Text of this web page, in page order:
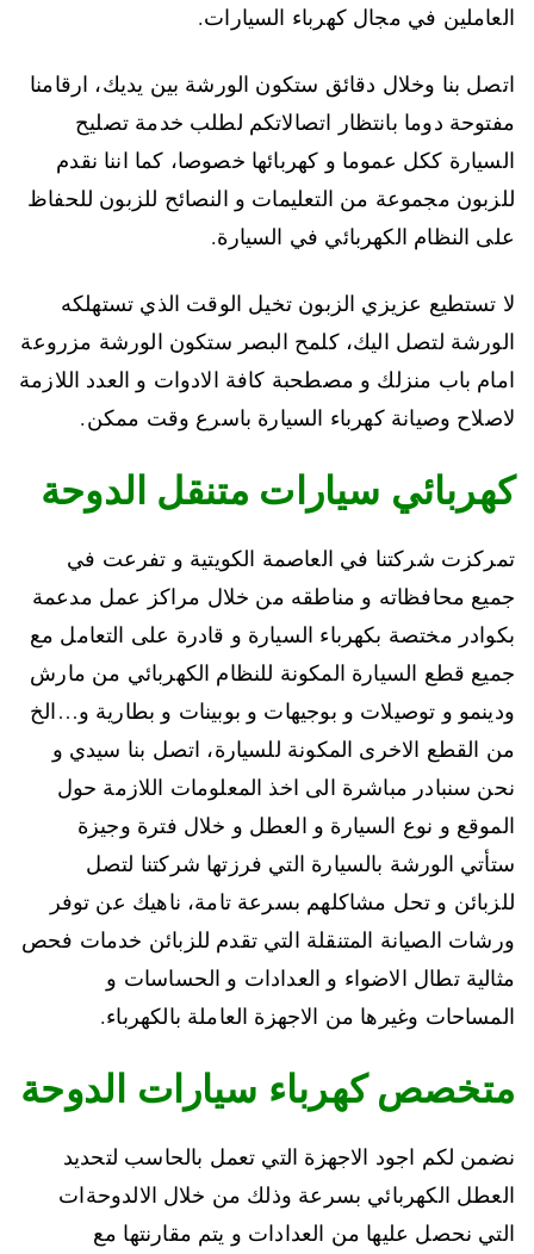
العاملين في مجال كهرباء السيارات.
اتصل بنا وخلال دقائق ستكون الورشة بين يديك، ارقامنا
مفتوحة دوما بانتظار اتصالاتكم لطلب خدمة تصليح
السيارة ككل عموما و كهربائها خصوصا، كما اننا نقدم
للزبون مجموعة من التعليمات و النصائح للزبون للحفاظ
على النظام الكهربائي في السيارة.
لا تستطيع عزيزي الزبون تخيل الوقت الذي تستهلكه
الورشة لتصل اليك، كلمح البصر ستكون الورشة مزروعة
امام باب منزلك و مصطحبة كافة الادوات و العدد اللازمة
لاصلاح وصيانة كهرباء السيارة باسرع وقت ممكن.
كهربائي سيارات متنقل الدوحة
تمركزت شركتنا في العاصمة الكويتية و تفرعت في
جميع محافظاته و مناطقه من خلال مراكز عمل مدعمة
بكوادر مختصة بكهرباء السيارة و قادرة على التعامل مع
جميع قطع السيارة المكونة للنظام الكهربائي من مارش
ودينمو و توصيلات و بوجيهات و بوبينات و بطارية و…الخ
من القطع الاخرى المكونة للسيارة، اتصل بنا سيدي و
نحن سنبادر مباشرة الى اخذ المعلومات اللازمة حول
الموقع و نوع السيارة و العطل و خلال فترة وجيزة
ستأتي الورشة بالسيارة التي فرزتها شركتنا لتصل
للزبائن و تحل مشاكلهم بسرعة تامة، ناهيك عن توفر
ورشات الصيانة المتنقلة التي تقدم للزبائن خدمات فحص
مثالية تطال الاضواء و العدادات و الحساسات و
المساحات وغيرها من الاجهزة العاملة بالكهرباء.
متخصص كهرباء سيارات الدوحة
نضمن لكم اجود الاجهزة التي تعمل بالحاسب لتحديد
العطل الكهربائي بسرعة وذلك من خلال الالدوحةات
التي نحصل عليها من العدادات و يتم مقارنتها مع